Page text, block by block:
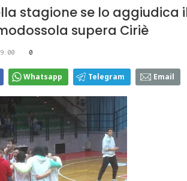
stagione se lo aggiudica
supera Ciriè
0
Whatsapp Telegram Email